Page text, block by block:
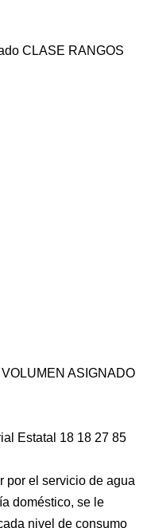
CLASE RANGOS
ASIGNADO
Estatal 18 18 27 85
por el servicio de agua
doméstico, se le
nivel de consumo